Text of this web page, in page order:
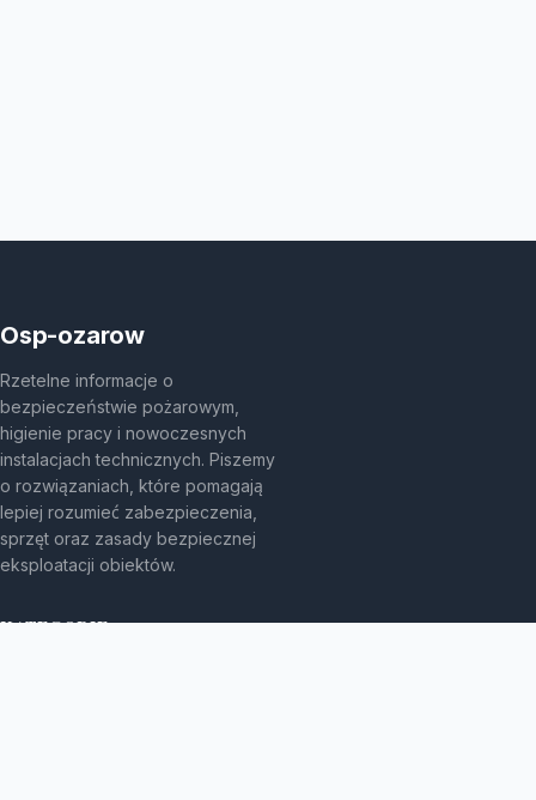
Osp-ozarow
Rzetelne informacje o
bezpieczeństwie pożarowym,
higienie pracy i nowoczesnych
instalacjach technicznych. Piszemy
o rozwiązaniach, które pomagają
lepiej rozumieć zabezpieczenia,
sprzęt oraz zasady bezpiecznej
eksploatacji obiektów.
KATEGORIE